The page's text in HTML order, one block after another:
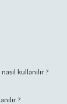
kullanılır ?
?